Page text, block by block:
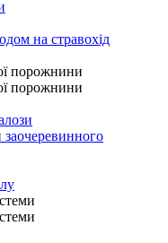
на стравохід
порожнини
порожнини